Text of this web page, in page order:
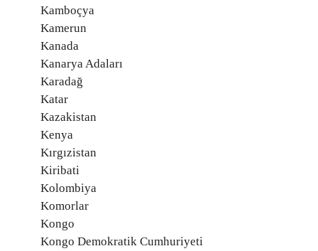
Kamboçya
Kamerun
Kanada
Kanarya Adaları
Karadağ
Katar
Kazakistan
Kenya
Kırgızistan
Kiribati
Kolombiya
Komorlar
Kongo
Kongo Demokratik Cumhuriyeti